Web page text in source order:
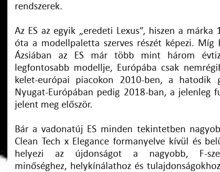
rendszerek.
Az ES az egyik „eredeti Lexus”, hiszen a márka
óta a modellpaletta szerves részét képezi. Míg
Ázsiában az ES már több mint három
legfontosabb modellje, Európába csak
kelet-európai piacokon 2010-ben, a hatodik
Nyugat-Európában pedig 2018-ban, a jelenleg
jelent meg először.
Bár a vadonatúj ES minden tekintetben
Clean Tech x Elegance formanyelve kívül és
helyezi az újdonságot a nagyobb, F-
minőséghez, helykínálathoz és